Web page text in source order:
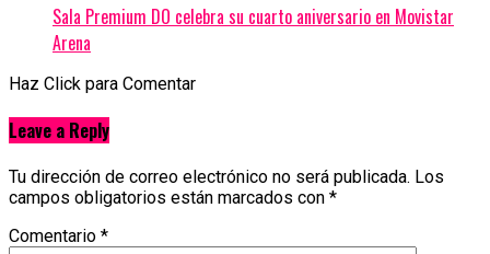
Sala Premium DO celebra su cuarto aniversario en Movistar
Arena
Haz Click para Comentar
Leave a Reply
Tu dirección de correo electrónico no será publicada. Los
campos obligatorios están marcados con *
Comentario *